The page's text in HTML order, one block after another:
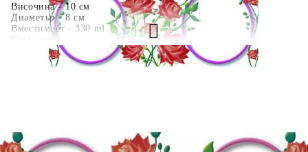
Височина - 10 см
Диаметър - 8 см
Вместимост - 330 ml
Керамика